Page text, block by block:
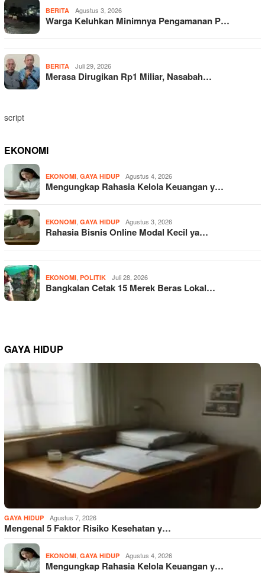
BERITA Agustus 3, 2026
Warga Keluhkan Minimnya Pengamanan P…
BERITA Juli 29, 2026
Merasa Dirugikan Rp1 Miliar, Nasabah…
script
EKONOMI
EKONOMI GAYA HIDUP Agustus 4, 2026
Mengungkap Rahasia Kelola Keuangan y…
EKONOMI GAYA HIDUP Agustus 3, 2026
Rahasia Bisnis Online Modal Kecil ya…
EKONOMI POLITIK Juli 28, 2026
Bangkalan Cetak 15 Merek Beras Lokal…
GAYA HIDUP
GAYA HIDUP Agustus 7, 2026
Mengenal 5 Faktor Risiko Kesehatan y…
EKONOMI GAYA HIDUP Agustus 4, 2026
Mengungkap Rahasia Kelola Keuangan y…